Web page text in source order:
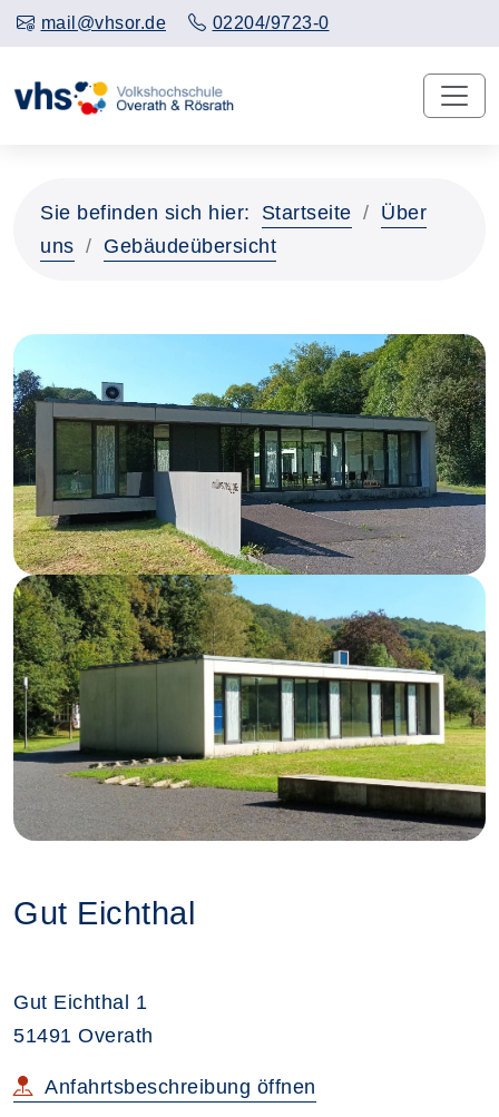
mail@vhsor.de 02204/9723-0
Sie befinden sich hier: Startseite
Über
uns
Gebäudeübersicht
Gut Eichthal
Gut Eichthal 1
51491 Overath
Anfahrtsbeschreibung im neuen Browsertab
öffnen